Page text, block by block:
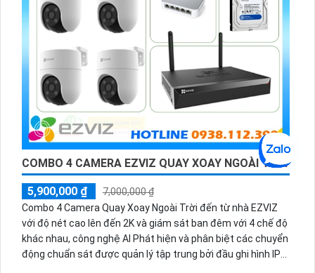
COMBO 4 CAMERA EZVIZ QUAY XOAY NGOÀI TRỜI
5,900,000 ₫
7,000,000 ₫
Combo 4 Camera Quay Xoay Ngoài Trời đến từ nhà EZVIZ
với độ nét cao lên đến 2K và giám sát ban đêm với 4 chế độ
khác nhau, công nghệ AI Phát hiện và phân biệt các chuyển
động chuẩn sát được quản lý tập trung bởi đầu ghi hình IP